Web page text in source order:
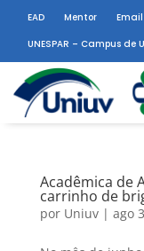
EAD Mentor Email
UNESPAR – Campus
Acadêmica de
carrinho de
por Uniuv| ago